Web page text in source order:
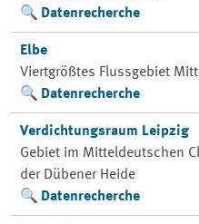
Datenrecherche
Elbe
Viertgrößtes Flussgebiet
Datenrecherche
Verdichtungsraum Leipzig
Gebiet im Mitteldeutschen
der Dübener Heide
Datenrecherche